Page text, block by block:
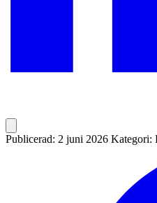
Publicerad: 2 juni 2026 Kategori: